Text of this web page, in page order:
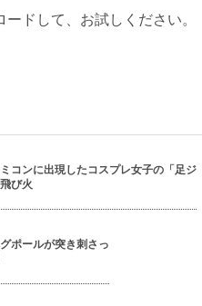
ドして、お試しください。
コンに出現したコスプレ女子の「足ジ
び火
ポールが突き刺さっ